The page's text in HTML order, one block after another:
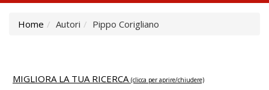
Home Autori Pippo Corigliano
MIGLIORA LA TUA RICERCA (clicca per aprire/chiudere)